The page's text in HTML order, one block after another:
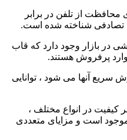
محافظت از تلفن در برابر
تصادفی شناخته شده است.
در بازار وجود دارد که قاب
پرفروش هستند.
سریع آنها می شود ، توانایی
کیفیت در انواع مختلف ،
موجود است و مزایای متعددی